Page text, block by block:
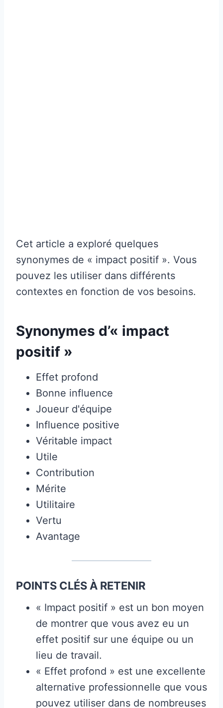
Cet article a exploré quelques
synonymes de « impact positif ». Vous
pouvez les utiliser dans différents
contextes en fonction de vos besoins.
Synonymes d’« impact
positif »
Effet profond
Bonne influence
Joueur d'équipe
Influence positive
Véritable impact
Utile
Contribution
Mérite
Utilitaire
Vertu
Avantage
POINTS CLÉS À RETENIR
« Impact positif » est un bon moyen
de montrer que vous avez eu un
effet positif sur une équipe ou un
lieu de travail.
« Effet profond » est une excellente
alternative professionnelle que vous
pouvez utiliser dans de nombreuses